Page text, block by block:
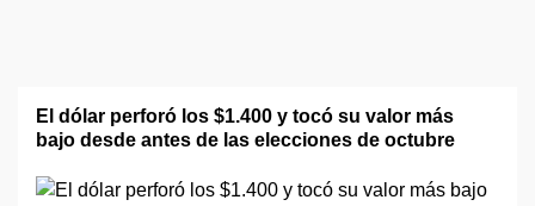
El dólar perforó los $1.400 y tocó su valor más
bajo desde antes de las elecciones de octubre